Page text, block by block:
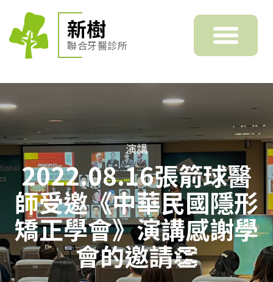
新樹
聯合牙醫診所
演講
2022.08.16張箭球醫
師受邀《中華民國隱形
矯正學會》演講感謝學
會的邀請👏